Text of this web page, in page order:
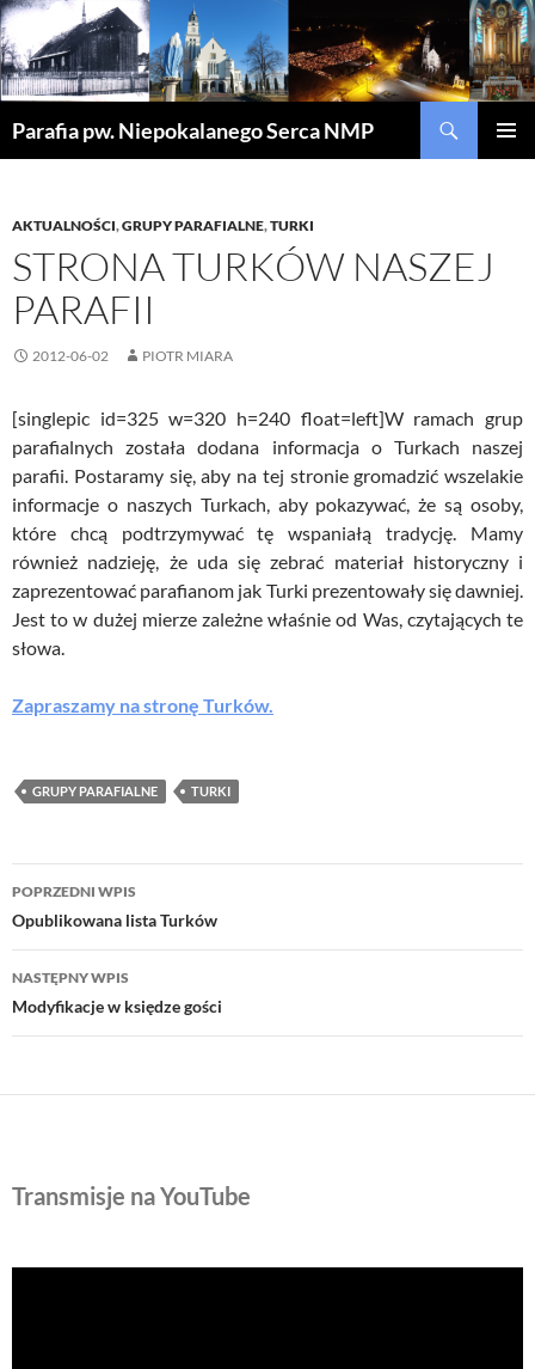
Parafia pw. Niepokalanego Serca NMP
AKTUALNOŚCI,GRUPY PARAFIALNE,TURKI
STRONA TURKÓW NASZEJ
PARAFII
2012-06-02 PIOTR MIARA
[singlepic id=325 w=320 h=240 float=left]W ramach grup
parafialnych została dodana informacja o Turkach naszej
parafii. Postaramy się, aby na tej stronie gromadzić wszelakie
informacje o naszych Turkach, aby pokazywać, że są osoby,
które chcą podtrzymywać tę wspaniałą tradycję. Mamy
również nadzieję, że uda się zebrać materiał historyczny i
zaprezentować parafianom jak Turki prezentowały się dawniej.
Jest to w dużej mierze zależne właśnie od Was, czytających te
słowa.
Zapraszamy na stronę Turków.
GRUPY PARAFIALNE TURKI
Nawigacja
wpisu
POPRZEDNI WPIS
Opublikowana lista Turków
NASTĘPNY WPIS
Modyfikacje w księdze gości
Transmisje na YouTube